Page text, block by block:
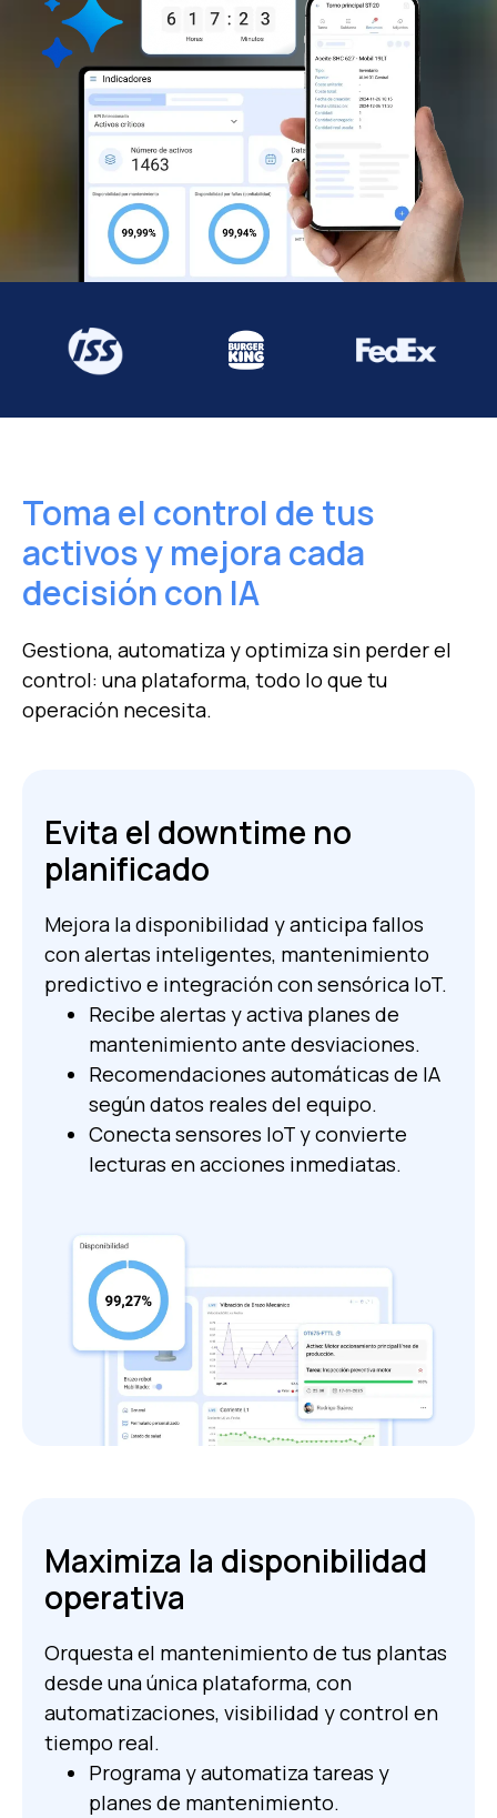
Toma el control de tus
activos y mejora cada
decisión con IA
Gestiona, automatiza y optimiza sin perder el
control: una plataforma, todo lo que tu
operación necesita.
Evita el downtime no
planificado
Mejora la disponibilidad y anticipa fallos
con alertas inteligentes, mantenimiento
predictivo e integración con sensórica IoT.
Recibe alertas y activa planes de
mantenimiento ante desviaciones.
Recomendaciones automáticas de IA
según datos reales del equipo.
Conecta sensores IoT y convierte
lecturas en acciones inmediatas.
Maximiza la disponibilidad
operativa
Orquesta el mantenimiento de tus plantas
desde una única plataforma, con
automatizaciones, visibilidad y control en
tiempo real.
Programa y automatiza tareas y
planes de mantenimiento.